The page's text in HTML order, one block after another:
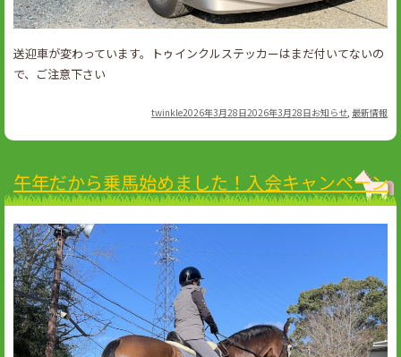
送迎車が変わっています。トゥインクルステッカーはまだ付いてないの
で、ご注意下さい
Author
twinklePosted
2026年3月28日2026年3月28日Categories
お知らせ, 最新情報
午年だから乗馬始めました！入会キャンペーン